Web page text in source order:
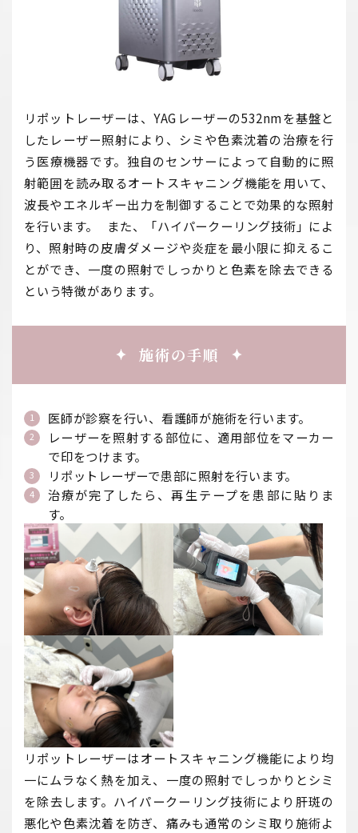
リポットレーザーは、YAGレーザーの532nmを基盤と
したレーザー照射により、シミや色素沈着の治療を行
う医療機器です。独自のセンサーによって自動的に照
射範囲を読み取るオートスキャニング機能を用いて、
波長やエネルギー出力を制御することで効果的な照射
を行います。 また、「ハイパークーリング技術」によ
り、照射時の皮膚ダメージや炎症を最小限に抑えるこ
とができ、一度の照射でしっかりと色素を除去できる
という特徴があります。
施術の手順
1 医師が診察を行い、看護師が施術を行います。
2
レーザーを照射する部位に、適用部位をマーカー
で印をつけます。
3 リポットレーザーで患部に照射を行います。
4
治療が完了したら、再生テープを患部に貼りま
す。
リポットレーザーはオートスキャニング機能により均
一にムラなく熱を加え、一度の照射でしっかりとシミ
を除去します。ハイパークーリング技術により肝斑の
悪化や色素沈着を防ぎ、痛みも通常のシミ取り施術よ